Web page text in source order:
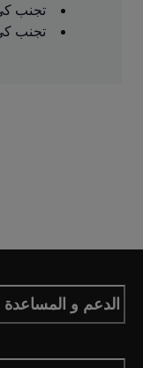
تجنب
تجنب
الدعم و المساعدة